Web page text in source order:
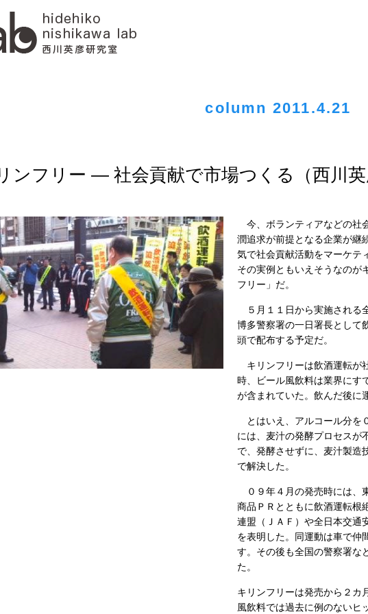
column 2011.4.21
ンフリー ― 社会貢献で市場つくる（西川英
今、ボランティアなどの社
潤追求が前提となる企業が継
気で社会貢献活動をマーケテ
その実例ともいえそうなのが
フリー」だ。
５月１１日から実施される
博多警察署の一日署長として
頭で配布する予定だ。
キリンフリーは飲酒運転が
時、ビール風飲料は業界にす
が含まれていた。飲んだ後に
とはいえ、アルコール分を
には、麦汁の発酵プロセスが
で、発酵させずに、麦汁製造
で解決した。
０９年４月の発売時には、
商品ＰＲとともに飲酒運転根
連盟（ＪＡＦ）や全日本交通
を表明した。同運動は車で仲
す。その後も全国の警察署な
た。
キリンフリーは発売から２カ
風飲料では過去に例のないヒ